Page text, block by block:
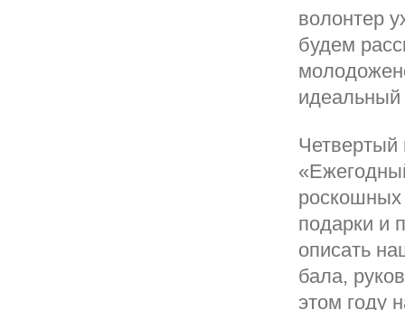
волонтер
будем
идеальный
Четвертый
роскошных
подарки и
описать
бала,
этом году